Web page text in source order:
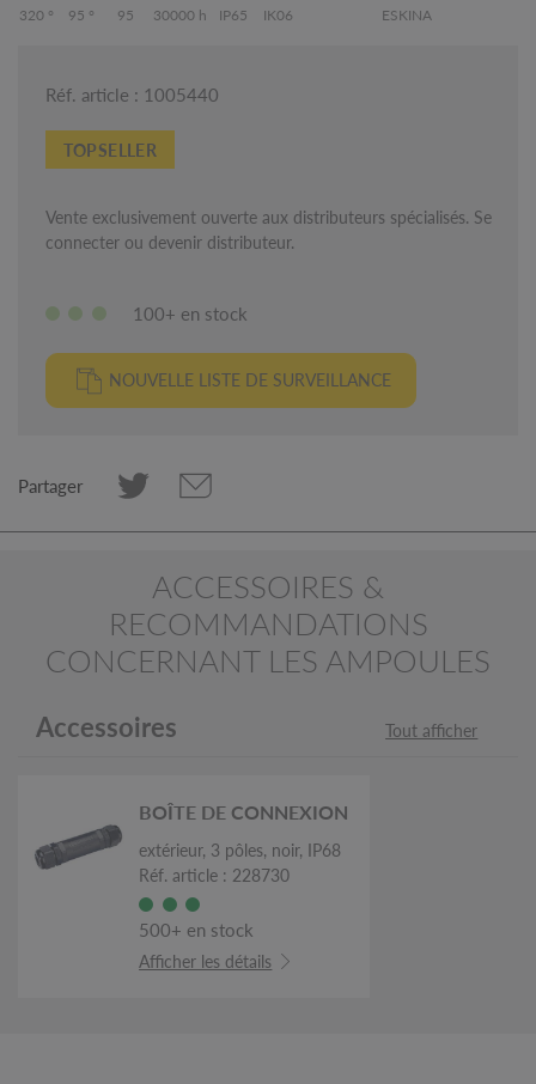
320 ° 95 ° 95 30000 h IP65 IK06 ESKINA
Réf. article : 1005440
TOPSELLER
Vente exclusivement ouverte aux distributeurs spécialisés. Se
connecter ou devenir distributeur.
100+ en stock
NOUVELLE LISTE DE SURVEILLANCE
Partager
ACCESSOIRES &
RECOMMANDATIONS
CONCERNANT LES AMPOULES
Accessoires Tout afficher
BOÎTE DE CONNEXION
extérieur, 3 pôles, noir, IP68
Réf. article : 228730
500+ en stock
Afficher les détails